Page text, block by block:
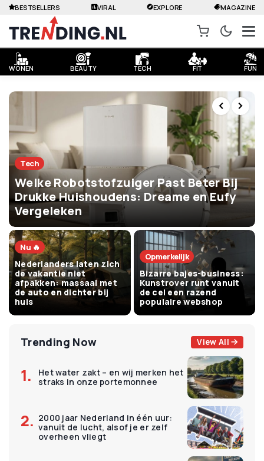
WONEN BEAUTY TECH FIT FUN
BESTSELLERS VIRAL EXPLORE MAGAZINE
Tech
Welke Robotstofzuiger Past Beter Bij
Drukke Huishoudens: Dreame en Eufy
Vergeleken
Nu 🔥
Nederlanders laten zich
de vakantie niet
afpakken: massaal met
de auto en dichter bij
huis
Opmerkelijk
Bizarre bajes-business:
Kunstrover runt vanuit
de cel een razend
populaire webshop
Trending Now View All
Het water zakt – en wij merken het
straks in onze portemonnee
2000 jaar Nederland in één uur:
vanuit de lucht, alsof je er zelf
overheen vliegt